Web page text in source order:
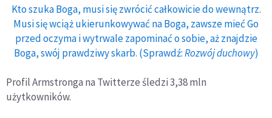
Kto szuka Boga, musi się zwrócić całkowicie do wewnątrz.
Musi się wciąż ukierunkowywać na Boga, zawsze mieć Go
przed oczyma i wytrwale zapominać o sobie, aż znajdzie
Boga, swój prawdziwy skarb. (Sprawdź:Rozwój duchowy)
Profil Armstronga na Twitterze śledzi 3,38 mln
użytkowników.